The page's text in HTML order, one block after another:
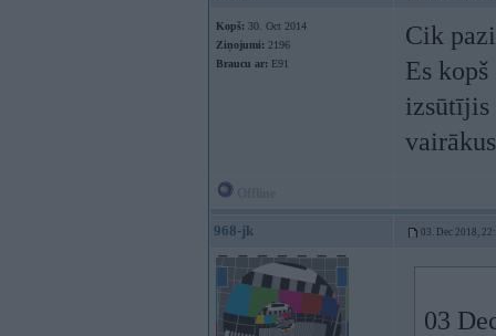
Kopš: 30. Oct 2014
Ziņojumi: 2196
Braucu ar: E91
Cik
Es
izsūtījis
968-jk 03. Dec 2018,
03